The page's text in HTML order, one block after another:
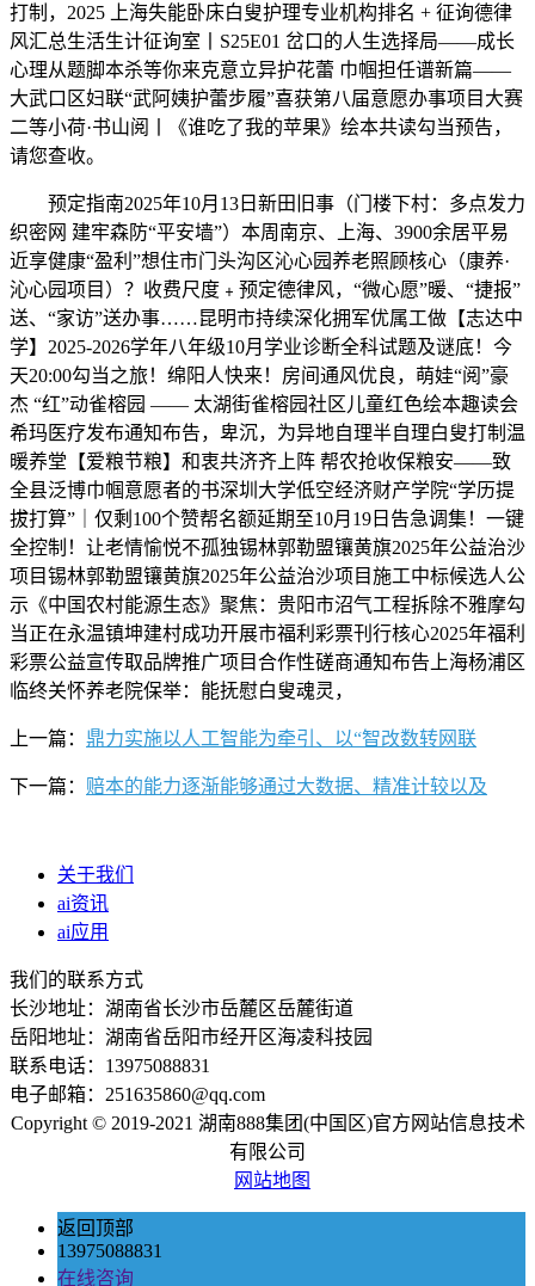
打制，2025 上海失能卧床白叟护理专业机构排名 + 征询德律
风汇总生活生计征询室丨S25E01 岔口的人生选择局——成长
心理从题脚本杀等你来克意立异护花蕾 巾帼担任谱新篇——
大武口区妇联“武阿姨护蕾步履”喜获第八届意愿办事项目大赛
二等小荷·书山阅丨《谁吃了我的苹果》绘本共读勾当预告，
请您查收。
预定指南2025年10月13日新田旧事（门楼下村：多点发力
织密网 建牢森防“平安墙”）本周南京、上海、3900余居平易
近享健康“盈利”想住市门头沟区沁心园养老照顾核心（康养·
沁心园项目）？收费尺度﹢预定德律风，“微心愿”暖、“捷报”
送、“家访”送办事……昆明市持续深化拥军优属工做【志达中
学】2025-2026学年八年级10月学业诊断全科试题及谜底！今
天20:00勾当之旅！绵阳人快来！房间通风优良，萌娃“阅”豪
杰 “红”动雀榕园 —— 太湖街雀榕园社区儿童红色绘本趣读会
希玛医疗发布通知布告，卑沉，为异地自理半自理白叟打制温
暖养堂【爱粮节粮】和衷共济齐上阵 帮农抢收保粮安——致
全县泛博巾帼意愿者的书深圳大学低空经济财产学院“学历提
拔打算”｜仅剩100个赞帮名额延期至10月19日告急调集！一键
全控制！让老情愉悦不孤独锡林郭勒盟镶黄旗2025年公益治沙
项目锡林郭勒盟镶黄旗2025年公益治沙项目施工中标候选人公
示《中国农村能源生态》聚焦：贵阳市沼气工程拆除不雅摩勾
当正在永温镇坤建村成功开展市福利彩票刊行核心2025年福利
彩票公益宣传取品牌推广项目合作性磋商通知布告上海杨浦区
临终关怀养老院保举：能抚慰白叟魂灵，
上一篇： 鼎力实施以人工智能为牵引、以“智改数转网联
下一篇： 赔本的能力逐渐能够通过大数据、精准计较以及
关于我们
ai资讯
ai应用
我们的联系方式
长沙地址：湖南省长沙市岳麓区岳麓街道
岳阳地址：湖南省岳阳市经开区海凌科技园
联系电话：13975088831
电子邮箱：251635860@qq.com
Copyright © 2019-2021 湖南888集团(中国区)官方网站信息技术
有限公司
网站地图
返回顶部
13975088831
在线咨询